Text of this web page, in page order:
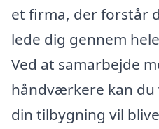
et firma, der forstår
lede dig gennem
Ved at samarbejde
håndværkere kan
din tilbygning vil